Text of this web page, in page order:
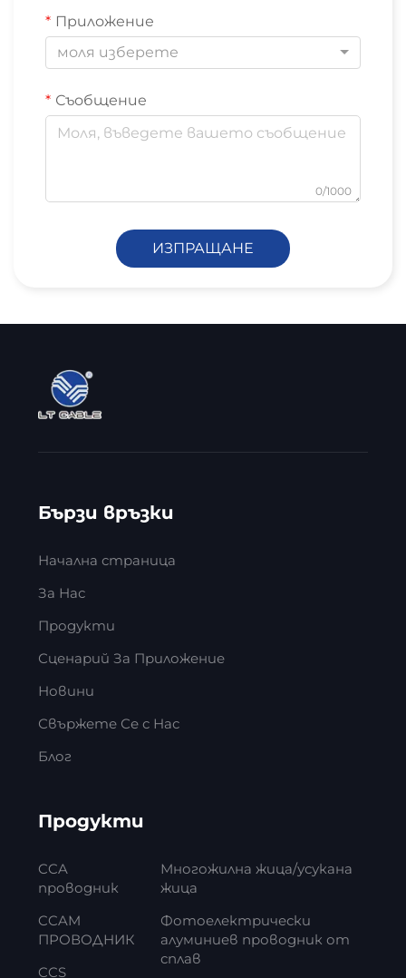
Приложение
моля изберете
Съобщение
0/1000
ИЗПРАЩАНЕ
Бързи връзки
Начална страница
За Нас
Продукти
Сценарий За Приложение
Новини
Свържете Се с Нас
Блог
Продукти
CCA
проводник
CCAM
ПРОВОДНИК
CCS
Многожилна жица/усукана
жица
Фотоелектрически
алуминиев проводник от
сплав